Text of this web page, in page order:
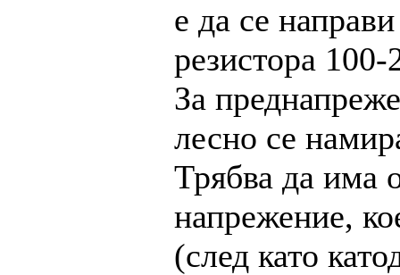
е да се
резистора
За
лесно се
Трябва да има
напрежение,
(след като